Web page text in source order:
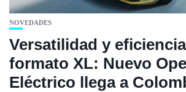
NOVEDADES
Versatilidad y
formato XL: Nuevo
Eléctrico llega a